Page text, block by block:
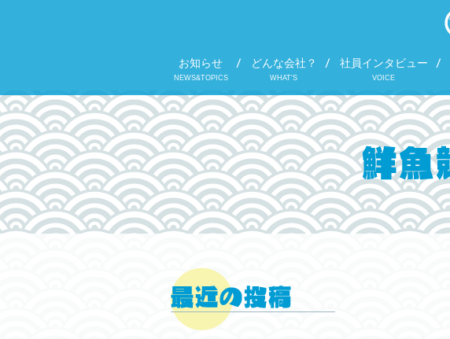
お知らせ
NEWS&TOPICS
どんな会社？
WHAT'S
社員インタビュー
VOICE